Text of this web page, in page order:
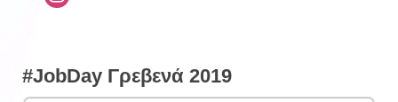
#JobDay Γρεβενά 2019